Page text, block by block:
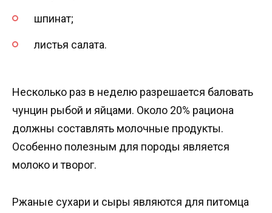
шпинат;
листья салата.
Несколько раз в неделю разрешается баловать
чунцин рыбой и яйцами. Около 20% рациона
должны составлять молочные продукты.
Особенно полезным для породы является
молоко и творог.
Ржаные сухари и сыры являются для питомца